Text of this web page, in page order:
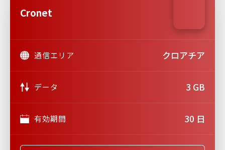
Cronet
通信エリア クロアチア
データ 3 GB
有効期間 30 日